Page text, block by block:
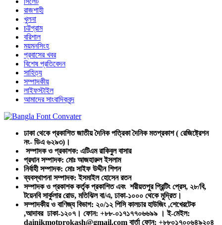
রাজশাহী
খুলনা
চট্টগ্রাম
বরিশাল
ময়মনসিংহ
প্রবাসের খবর
বিশেষ প্রতিবেদন
সাহিত্য
সম্পাদকীয়
লাইফস্টাইল
আমাদের সাংবাদিকবৃন্দ
ঢাকা থেকে প্রকাশিত জাতীয় দৈনিক পত্রিকা দৈনিক মতপ্রকাশ ( রেজিষ্ট্রেশন
নং- ডিএ ৬২৯৩)।
সম্পাদক ও প্রকাশক: এটিএম রাকিবুল বাসার
প্রধান সম্পাদক: মোঃ আজহারুল ইসলাম
নির্বাহী সম্পাদক: মোঃ সাইফ উদ্দীন শিপন
ব্যবস্থাপনা সম্পাদক: ইসমাইল হোসেন রতন
সম্পাদক ও প্রকাশক কর্তৃক প্রকাশিত এবং শরীয়তপুর প্রিন্টিং প্রেস, ২৮/বি,
টয়েনবি সার্কুলার রোড, মতিঝিল বা/এ, ঢাকা-১০০০ থেকে মুদ্রিত।
সম্পাদকীয় ও বাণিজ্য বিভাগ: ২০/১২ পিসি কালচার হাউজিং ,শেখেরটেক
,আদাবর ঢাকা-১২০৭। ফোন: +৮৮-০১৭১৭৭০৬৬৯৯ । ই-মেইল:
dainikmotprokash@gmail.com বার্তা ফোন: +৮৮০১৭০০৬৪৯২০৪